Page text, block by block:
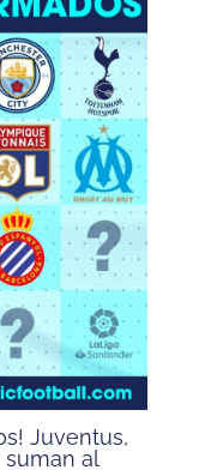
Juventus,
suman al